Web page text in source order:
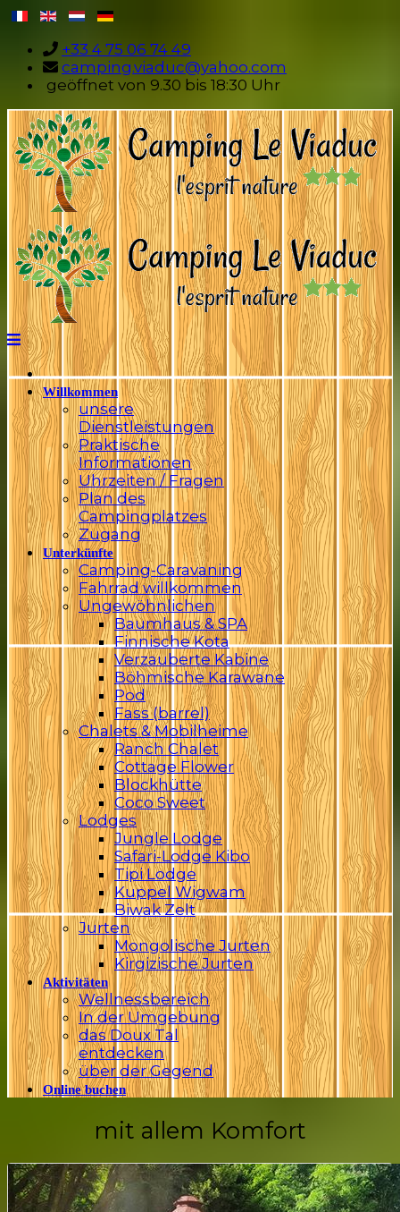
+33 4 75 06 74 49
camping.viaduc@yahoo.com
geöffnet von 9.30 bis 18:30 Uhr
Willkommen
unsere
Dienstleistungen
Praktische
Informationen
Uhrzeiten / Fragen
Plan des
Campingplatzes
Zugang
Unterkünfte
Camping-Caravaning
Fahrrad willkommen
Ungewöhnlichen
Baumhaus & SPA
Finnische Kota
Verzauberte Kabine
Böhmische Karawane
Pod
Fass (barrel)
Chalets & Mobilheime
Ranch Chalet
Cottage Flower
Blockhütte
Coco Sweet
Lodges
Jungle Lodge
Safari-Lodge Kibo
Tipi Lodge
Kuppel Wigwam
Biwak Zelt
Jurten
Mongolische Jurten
Kirgizische Jurten
Aktivitäten
Wellnessbereich
In der Umgebung
das Doux Tal
entdecken
über der Gegend
Online buchen
mit allem Komfort